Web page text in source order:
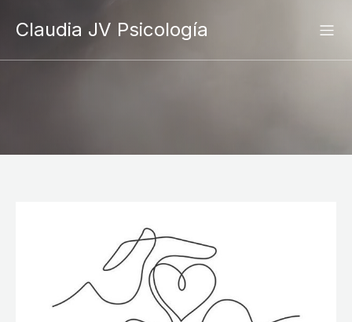
Claudia JV Psicología